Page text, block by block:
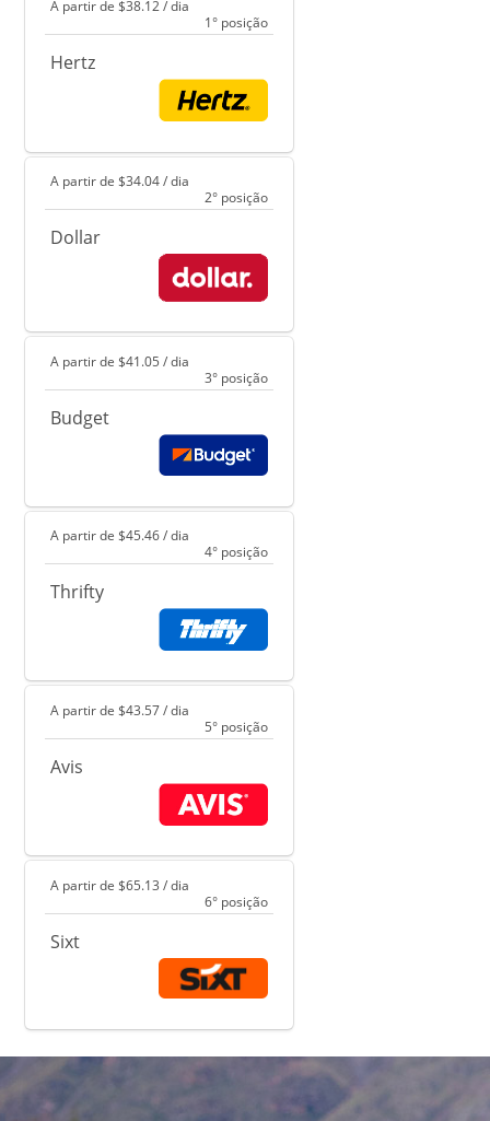
A partir de $38.12 / dia
1° posição
Hertz
A partir de $34.04 / dia
2° posição
Dollar
A partir de $41.05 / dia
3° posição
Budget
A partir de $45.46 / dia
4° posição
Thrifty
A partir de $43.57 / dia
5° posição
Avis
A partir de $65.13 / dia
6° posição
Sixt